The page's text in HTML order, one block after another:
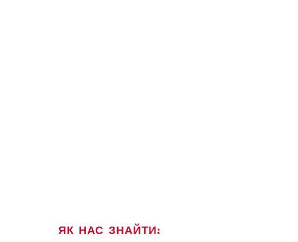
ЯК НАС ЗНАЙТИ: